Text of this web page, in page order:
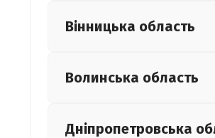
Вінницька область
Волинська область
Дніпропетровська